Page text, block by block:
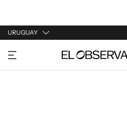
URUGUAY
URUGUAY
ARGENTINA